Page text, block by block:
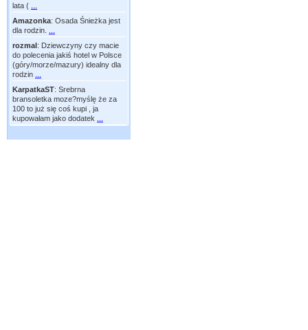
lata (
Amazonka: Osada Śnieżka jest
dla rodzin.
rozmal: Dziewczyny czy macie
do polecenia jakiś hotel w Polsce
(góry/morze/mazury) idealny dla
rodzin
KarpatkaST: Srebrna
bransoletka moze?myślę że za
100 to już się coś kupi , ja
kupowałam jako dodatek